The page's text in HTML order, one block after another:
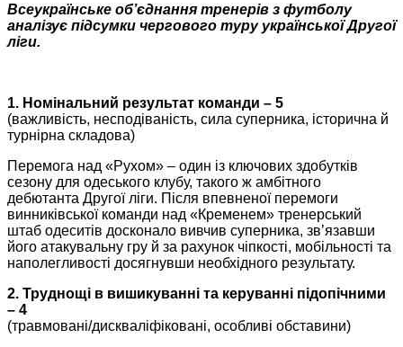
Всеукраїнське об’єднання тренерів з футболу
аналізує підсумки чергового туру української Другої
ліги.
1. Номінальний результат команди – 5
(важливість, несподіваність, сила суперника, історична й
турнірна складова)
Перемога над «Рухом» – один із ключових здобутків
сезону для одеського клубу, такого ж амбітного
дебютанта Другої ліги. Після впевненої перемоги
винниківської команди над «Кременем» тренерський
штаб одеситів досконало вивчив суперника, зв’язавши
його атакувальну гру й за рахунок чіпкості, мобільності та
наполегливості досягнувши необхідного результату.
2. Труднощі в вишикуванні та керуванні підопічними
– 4
(травмовані/дискваліфіковані, особливі обставини)